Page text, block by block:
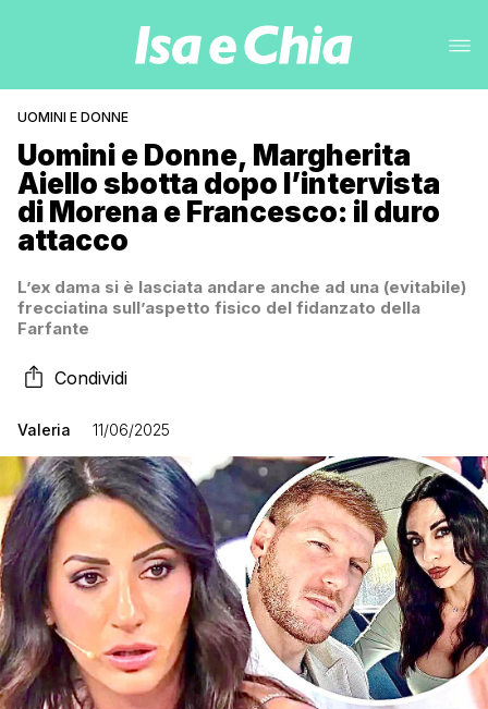
UOMINI E DONNE
Uomini e Donne, Margherita
Aiello sbotta dopo l’intervista
di Morena e Francesco: il duro
attacco
L’ex dama si è lasciata andare anche ad una (evitabile)
frecciatina sull’aspetto fisico del fidanzato della
Farfante
Condividi
Valeria 11/06/2025